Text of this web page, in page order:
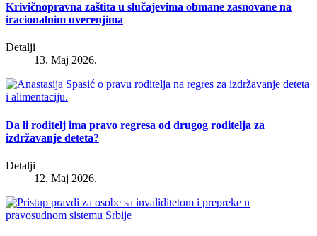
Krivičnopravna zaštita u slučajevima obmane zasnovane na
iracionalnim uverenjima
Detalji
13. Maj 2026.
Da li roditelj ima pravo regresa od drugog roditelja za
izdržavanje deteta?
Detalji
12. Maj 2026.